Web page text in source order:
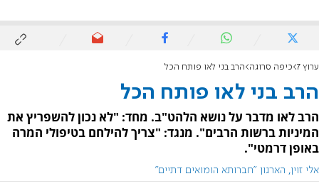
ערוץ 7 כיפה סרוגה הרב בני לאו פותח הכל
הרב בני לאו פותח הכל
הרב לאו מדבר על נושא הלהט"ב. מחד: "לא נכון להשפריץ את
המיניות ברשות הרבים". מנגד: "צריך להילחם בטיפולי המרה
באופן דרמטי".
אלי זוין, הארגון "חברותא הומואים דתיים"